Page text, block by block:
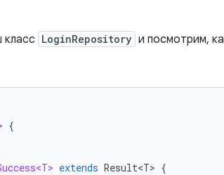
класс LoginRepository и посмотрим,
{
extends Result<T> {